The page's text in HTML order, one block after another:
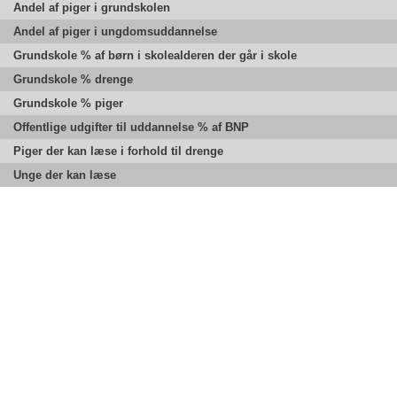
Andel af piger i grundskolen
Andel af piger i ungdomsuddannelse
Grundskole % af børn i skolealderen der går i skole
Grundskole % drenge
Grundskole % piger
Offentlige udgifter til uddannelse % af BNP
Piger der kan læse i forhold til drenge
Unge der kan læse